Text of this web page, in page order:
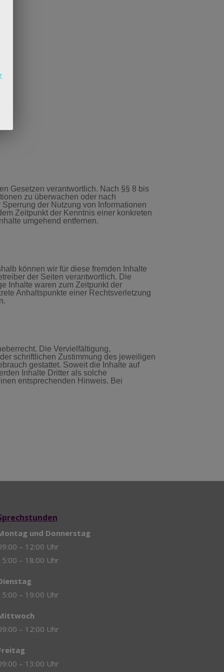
Gesetzen verantwortlich. Nach §§ 8 bis
zu überwachen oder nach
der Nutzung von Informationen
Zeitpunkt der Kenntnis einer konkreten
umgehend entfernen.
können wir für diese fremden Inhalte
der Seiten verantwortlich. Die
Inhalte waren zum Zeitpunkt der
Anhaltspunkte einer Rechtsverletzung
Die Vervielfältigung,
schriftlichen Zustimmung des jeweiligen
gestattet. Soweit die Inhalte auf
Inhalte Dritter als solche
entsprechenden Hinweis. Bei
und Donnerstag
– 12:00 Uhr
– 18:00 Uhr
– 19:00 Uhr
– 12:00 Uhr
– 13:00 Uhr